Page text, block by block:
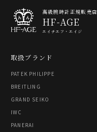
高級腕時計正規販売店
HF-AGE
エイチエフ・エイジ
取扱ブランド
PATEK PHILIPPE
BREITLING
GRAND SEIKO
IWC
PANERAI